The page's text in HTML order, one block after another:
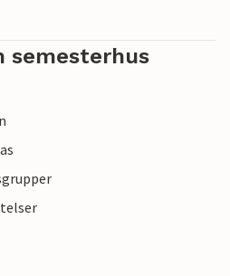
semesterhus